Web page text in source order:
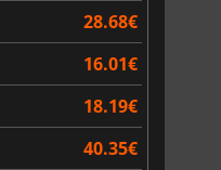
28.68€
16.01€
18.19€
40.35€